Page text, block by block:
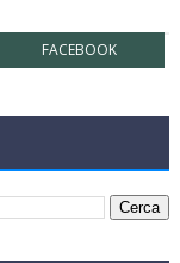
FACEBOOK